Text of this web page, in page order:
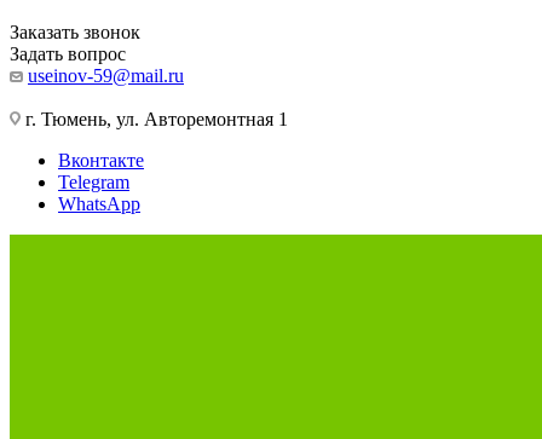
Заказать звонок
Задать вопрос
useinov-59@mail.ru
г. Тюмень, ул. Авторемонтная 1
Вконтакте
Telegram
WhatsApp